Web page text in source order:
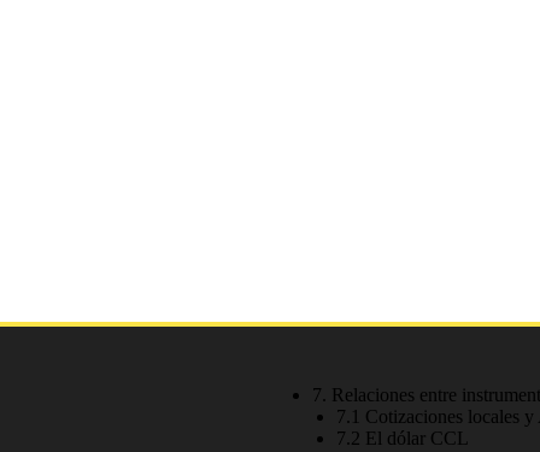
7. Relaciones entre
7.1 Cotizaciones locales
7.2 El dólar CCL